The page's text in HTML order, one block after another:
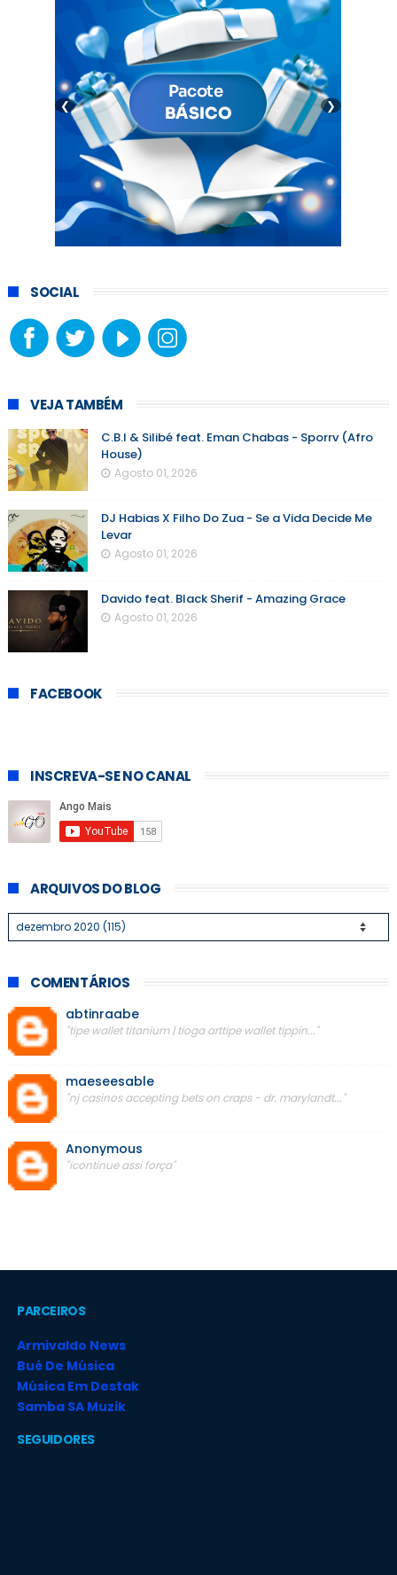
❮ ❯
SOCIAL
VEJA TAMBÉM
C.B.I & Silibé feat. Eman Chabas - Sporrv (Afro
House)
Agosto 01, 2026
DJ Habias X Filho Do Zua - Se a Vida Decide Me
Levar
Agosto 01, 2026
Davido feat. Black Sherif - Amazing Grace
Agosto 01, 2026
FACEBOOK
INSCREVA-SE NO CANAL
ARQUIVOS DO BLOG
COMENTÁRIOS
abtinraabe
"tipe wallet titanium | tioga arttipe wallet tippin..."
maeseesable
"nj casinos accepting bets on craps - dr. marylandt..."
Anonymous
"icontinue assi força"
PARCEIROS
Armivaldo News
Bué De Música
Música Em Destak
Samba SA Muzik
SEGUIDORES